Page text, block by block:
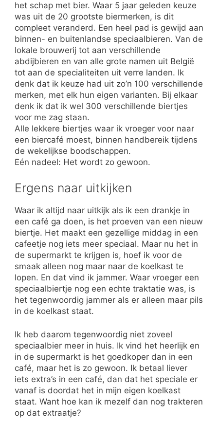
het schap met bier. Waar 5 jaar geleden keuze
was uit de 20 grootste biermerken, is dit
compleet veranderd. Een heel pad is gewijd aan
binnen- en buitenlandse speciaalbieren. Van de
lokale brouwerij tot aan verschillende
abdijbieren en van alle grote namen uit België
tot aan de specialiteiten uit verre landen. Ik
denk dat ik keuze had uit zo’n 100 verschillende
merken, met elk hun eigen varianten. Bij elkaar
denk ik dat ik wel 300 verschillende biertjes
voor me zag staan.
Alle lekkere biertjes waar ik vroeger voor naar
een biercafé moest, binnen handbereik tijdens
de wekelijkse boodschappen.
Eén nadeel: Het wordt zo gewoon.
Ergens naar uitkijken
Waar ik altijd naar uitkijk als ik een drankje in
een café ga doen, is het proeven van een nieuw
biertje. Het maakt een gezellige middag in een
cafeetje nog iets meer speciaal. Maar nu het in
de supermarkt te krijgen is, hoef ik voor de
smaak alleen nog maar naar de koelkast te
lopen. En dat vind ik jammer. Waar vroeger een
speciaalbiertje nog een echte traktatie was, is
het tegenwoordig jammer als er alleen maar pils
in de koelkast staat.
Ik heb daarom tegenwoordig niet zoveel
speciaalbier meer in huis. Ik vind het heerlijk en
in de supermarkt is het goedkoper dan in een
café, maar het is zo gewoon. Ik betaal liever
iets extra’s in een café, dan dat het speciale er
vanaf is doordat het in mijn eigen koelkast
staat. Want hoe kan ik mezelf dan nog trakteren
op dat extraatje?